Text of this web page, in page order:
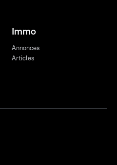
Immo
Annonces
Articles